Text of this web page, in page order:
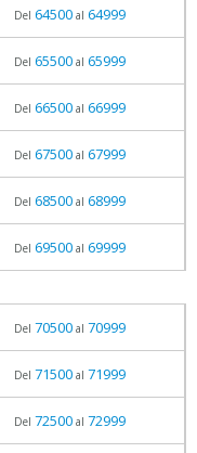
Del 64500al 64999
Del 65500al 65999
Del 66500al 66999
Del 67500al 67999
Del 68500al 68999
Del 69500al 69999
Del 70500al 70999
Del 71500al 71999
Del 72500al 72999